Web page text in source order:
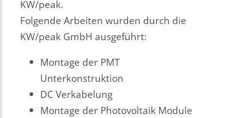
KW/peak.
Folgende Arbeiten wurden durch die
KW/peak GmbH ausgeführt:
Montage der PMT
Unterkonstruktion
DC Verkabelung
Montage der Photovoltaik Module